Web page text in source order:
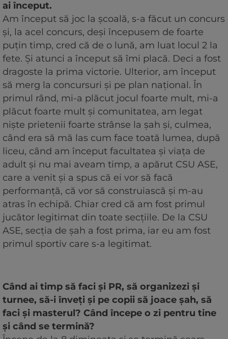
ai început.
Am început să joc la școală, s-a făcut un concurs
și, la acel concurs, deși începusem de foarte
puțin timp, cred că de o lună, am luat locul 2 la
fete. Și atunci a început să îmi placă. Deci a fost
dragoste la prima victorie. Ulterior, am început
să merg la concursuri și pe plan național. În
primul rând, mi-a plăcut jocul foarte mult, mi-a
plăcut foarte mult și comunitatea, am legat
niște prietenii foarte strânse la șah și, culmea,
când era să mă las cum face toată lumea, după
liceu, când am început facultatea și viața de
adult și nu mai aveam timp, a apărut CSU ASE,
care a venit și a spus că ei vor să facă
performanță, că vor să construiască și m-au
atras în echipă. Chiar cred că am fost primul
jucător legitimat din toate secțiile. De la CSU
ASE, secția de șah a fost prima, iar eu am fost
primul sportiv care s-a legitimat.
Când ai timp să faci și PR, să organizezi și
turnee, să-i înveți și pe copii să joace șah, să
faci și masterul? Când începe o zi pentru tine
și când se termină?